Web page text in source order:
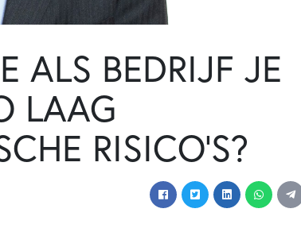
ALS BEDRIJF JE
LAAG
RISICO’S?